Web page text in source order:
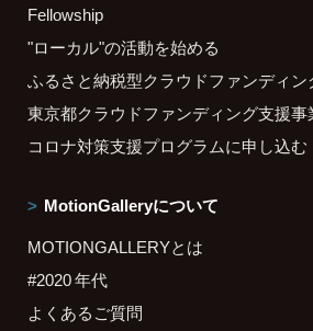
Fellowship
"ローカル"の活動を始める
ふるさと納税型クラウドファンディン
東京都クラウドファンディング支援事
コロナ対策支援プログラムに申し込む
MotionGalleryについて
MOTIONGALLERYとは
#2020 年代
よくあるご質問